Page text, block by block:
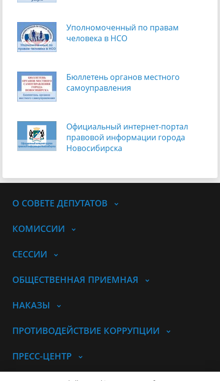
Уполномоченный по правам
человека в НСО
Бюллетень органов местного
самоуправления
Официальный интернет-портал
правовой информации города
Новосибирска
О СОВЕТЕ ДЕПУТАТОВ
КОМИССИИ
СЕССИИ
ОБЩЕСТВЕННАЯ ПРИЕМНАЯ
НАКАЗЫ
ПРОТИВОДЕЙСТВИЕ КОРРУПЦИИ
ПРЕСС-ЦЕНТР